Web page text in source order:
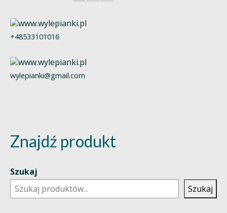
+48533101016
wylepianki@gmail.com
Znajdź produkt
Szukaj
Szukaj